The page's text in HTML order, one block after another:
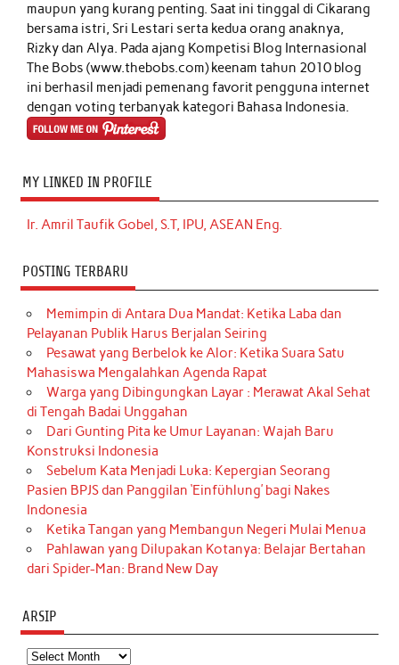
maupun yang kurang penting. Saat ini tinggal di Cikarang
bersama istri, Sri Lestari serta kedua orang anaknya,
Rizky dan Alya. Pada ajang Kompetisi Blog Internasional
The Bobs (www.thebobs.com) keenam tahun 2010 blog
ini berhasil menjadi pemenang favorit pengguna internet
dengan voting terbanyak kategori Bahasa Indonesia.
MY LINKED IN PROFILE
Ir. Amril Taufik Gobel, S.T, IPU, ASEAN Eng.
POSTING TERBARU
Memimpin di Antara Dua Mandat: Ketika Laba dan
Pelayanan Publik Harus Berjalan Seiring
Pesawat yang Berbelok ke Alor: Ketika Suara Satu
Mahasiswa Mengalahkan Agenda Rapat
Warga yang Dibingungkan Layar : Merawat Akal Sehat
di Tengah Badai Unggahan
Dari Gunting Pita ke Umur Layanan: Wajah Baru
Konstruksi Indonesia
Sebelum Kata Menjadi Luka: Kepergian Seorang
Pasien BPJS dan Panggilan ‘Einfühlung’ bagi Nakes
Indonesia
Ketika Tangan yang Membangun Negeri Mulai Menua
Pahlawan yang Dilupakan Kotanya: Belajar Bertahan
dari Spider-Man: Brand New Day
ARSIP
Arsip